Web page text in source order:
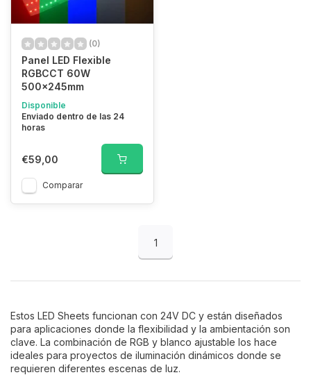
(0)
Panel LED Flexible
RGBCCT 60W
500x245mm
Disponible
Enviado dentro de las 24
horas
€59,00
Comparar
1
Estos LED Sheets funcionan con 24V DC y están diseñados
para aplicaciones donde la flexibilidad y la ambientación son
clave. La combinación de RGB y blanco ajustable los hace
ideales para proyectos de iluminación dinámicos donde se
requieren diferentes escenas de luz.